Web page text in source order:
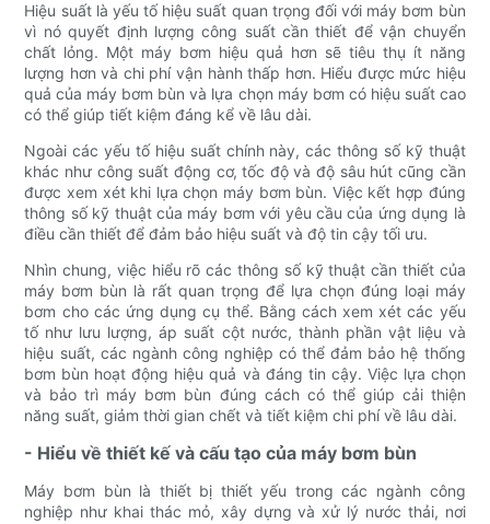
Hiệu suất là yếu tố hiệu suất quan trọng đối với máy bơm bùn
vì nó quyết định lượng công suất cần thiết để vận chuyển
chất lỏng. Một máy bơm hiệu quả hơn sẽ tiêu thụ ít năng
lượng hơn và chi phí vận hành thấp hơn. Hiểu được mức hiệu
quả của máy bơm bùn và lựa chọn máy bơm có hiệu suất cao
có thể giúp tiết kiệm đáng kể về lâu dài.
Ngoài các yếu tố hiệu suất chính này, các thông số kỹ thuật
khác như công suất động cơ, tốc độ và độ sâu hút cũng cần
được xem xét khi lựa chọn máy bơm bùn. Việc kết hợp đúng
thông số kỹ thuật của máy bơm với yêu cầu của ứng dụng là
điều cần thiết để đảm bảo hiệu suất và độ tin cậy tối ưu.
Nhìn chung, việc hiểu rõ các thông số kỹ thuật cần thiết của
máy bơm bùn là rất quan trọng để lựa chọn đúng loại máy
bơm cho các ứng dụng cụ thể. Bằng cách xem xét các yếu
tố như lưu lượng, áp suất cột nước, thành phần vật liệu và
hiệu suất, các ngành công nghiệp có thể đảm bảo hệ thống
bơm bùn hoạt động hiệu quả và đáng tin cậy. Việc lựa chọn
và bảo trì máy bơm bùn đúng cách có thể giúp cải thiện
năng suất, giảm thời gian chết và tiết kiệm chi phí về lâu dài.
- Hiểu về thiết kế và cấu tạo của máy bơm bùn
Máy bơm bùn là thiết bị thiết yếu trong các ngành công
nghiệp như khai thác mỏ, xây dựng và xử lý nước thải, nơi